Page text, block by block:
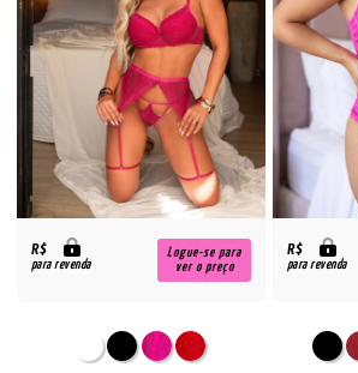
R$
para revenda
Logue-se para
ver o preço
R$
para revenda